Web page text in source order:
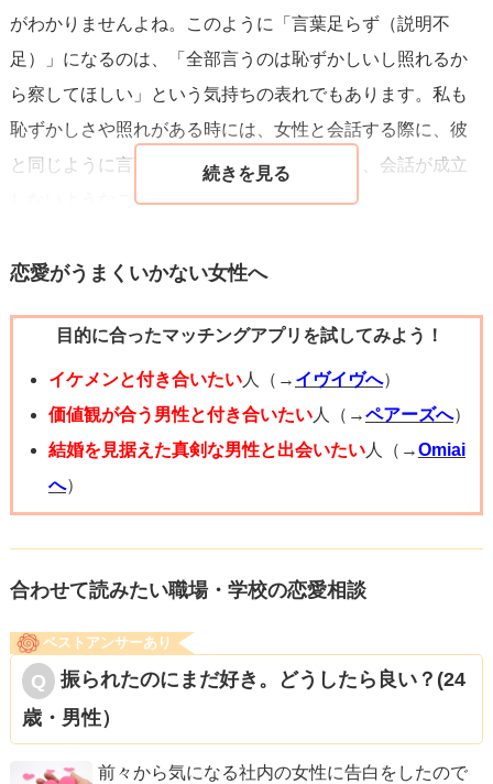
がわかりませんよね。このように「言葉足らず（説明不
足）」になるのは、「全部言うのは恥ずかしいし照れるか
ら察してほしい」という気持ちの表れでもあります。私も
恥ずかしさや照れがある時には、女性と会話する際に、彼
と同じように言葉足らず（説明不足）になり、会話が成立
しないようなことがありました。
職場でよくお似合いとか、仲良しとか言われるくらいです
す。もしご相談者様が彼のことを恋人候補として考えてい
るのであれば、ぜひ前向きな気持ちで彼からのアプローチ
を受け、できることならばご相談者様のほうからもアプロ
ーチしてみましょう。そうすれば一気に関係は縮まりま
もし可能であれば、今回のように「どういうこと？？」と
思うようなメッセージが来たときには、「ん？どうゆうこ
と？」というように尋ねて、少し掘り下げてみるのをおす
てのこのメッセージなので、言いたいことが伝わっている
かどうか不安な気持ちがあるはずです。そこをご相談者様
が掘り下げてあげることで、彼が本当に言いたいこと、つ
まり彼の本心を引き出すことができます。
恋愛がうまくいかない女性へ
目的に合ったマッチングアプリを試してみよう！
イケメンと付き合いたい人（→ イヴイヴへ）
価値観が合う男性と付き合いたい人（→ペアーズへ）
結婚を見据えた真剣な男性と出会いたい人（→Omiai
へ）
合わせて読みたい職場・学校の恋愛相談
ベストアンサーあり
振られたのにまだ好き。どうしたら良い？(24
歳・男性）
前々から気になる社内の女性に告白をしたので